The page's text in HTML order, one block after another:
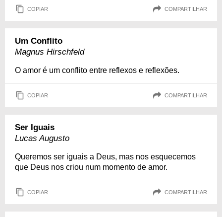
COPIAR COMPARTILHAR
Um Conflito
Magnus Hirschfeld
O amor é um conflito entre reflexos e reflexões.
COPIAR COMPARTILHAR
Ser Iguais
Lucas Augusto
Queremos ser iguais a Deus, mas nos esquecemos
que Deus nos criou num momento de amor.
COPIAR COMPARTILHAR